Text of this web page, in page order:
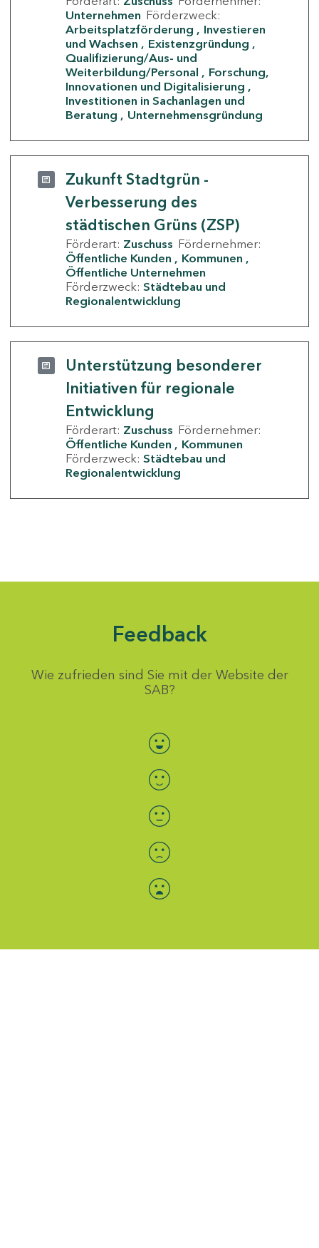
Unternehmen Förderzweck:
Arbeitsplatzförderung
Investieren
und Wachsen
Existenzgründung
Qualifizierung/Aus- und
Weiterbildung/Personal
Forschung,
Innovationen und Digitalisierung
Investitionen in Sachanlagen und
Beratung
Unternehmensgründung
Zukunft Stadtgrün -
Verbesserung des
städtischen Grüns (ZSP)
Förderart: Zuschuss Fördernehmer:
Öffentliche Kunden
Kommunen
Öffentliche Unternehmen
Förderzweck: Städtebau und
Regionalentwicklung
Unterstützung besonderer
Initiativen für regionale
Entwicklung
Förderart: Zuschuss Fördernehmer:
Öffentliche Kunden
Kommunen
Förderzweck: Städtebau und
Regionalentwicklung
Feedback
Wie zufrieden sind Sie mit der Website der
SAB?
Bewertung auswählen